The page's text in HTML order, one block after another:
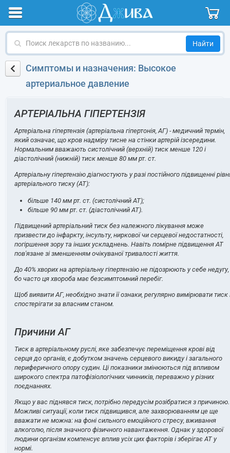
Поиск
по
названиюСимптомы и назначения: Высокое
артериальное давление
АРТЕРІАЛЬНА ГІПЕРТЕНЗІЯ
Артеріальна гіпертензія (артеріальна гіпертонія, АГ) - медичний термін,
який означає, що кров надміру тисне на стінки артерій ізсередини.
Нормальним вважають систолічний (верхній) тиск менше 120 і
діастолічний (нижній) тиск менше 80 мм рт. ст.
Артеріальну гіпертензію діагностують у разі постійного підвищенні
артеріального тиску (АТ):
більше 140 мм рт. ст. (систолічний АТ);
більше 90 мм рт. ст. (діастолічний АТ).
Підвищений артеріальний тиск без належного лікування може
призвести до інфаркту, інсульту, ниркової чи серцевої недостатності,
погіршення зору та інших ускладнень. Навіть помірне підвищення АТ
пов'язане зі зменшенням очікуваної тривалості життя.
До 40% хворих на артеріальну гіпертензію не підозрюють у себе недугу,
бо часто ця хвороба має безсимптомний перебіг.
Щоб виявити АГ, необхідно знати її ознаки, регулярно вимірювати тиск
спостерігати за власним станом.
Причини АГ
Тиск в артеріальному руслі, яке забезпечує переміщення крові від
серця до органів, є добутком значень серцевого викиду і загального
периферичного опору судин. Ці показники змінюються під впливом
широкого спектра патофізіологічних чинників, переважно у різних
поєднаннях.
Якщо у вас піднявся тиск, потрібно передусім розібратися з причиною.
Можливі ситуації, коли тиск підвищився, але захворюванням це ще
вважати не можна: на фоні сильного емоційного стресу, вживання
алкоголю, після значного фізичного навантаження. Однак у здорової
людини організм компенсує вплив усіх цих факторів і зберігає АТ у
нормі.